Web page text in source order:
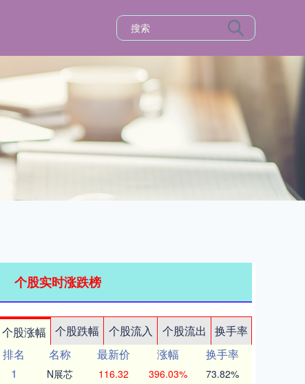
个股实时涨跌榜
个股涨幅 个股跌幅 个股流入 个股流出
换手率
排名
名称 最新价 涨幅
换手率
1
N展芯 116.32 396.03% 73.82%